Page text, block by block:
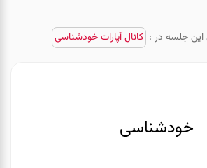
جلسه در : کانال آپارات خودشناسی
خودشناسی